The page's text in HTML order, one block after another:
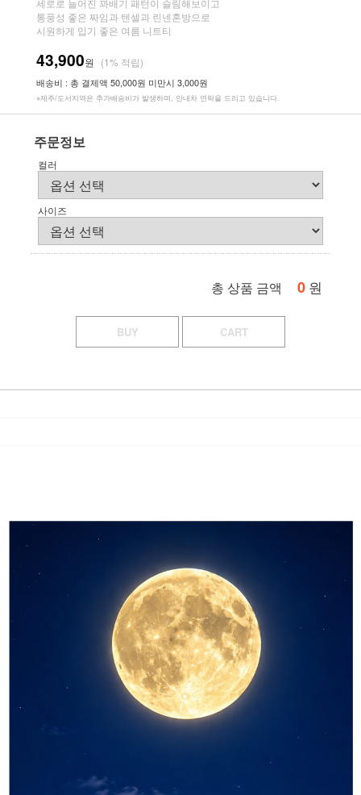
세로로 늘어진 꽈배기 패턴이 슬림해보이고
통풍성 좋은 짜임과 텐셀과 린넨혼방으로
시원하게 입기 좋은 여름 니트티
43,900원 (1% 적립)
배송비 : 총 결제액 50,000원 미만시 3,000원
※제주/도서지역은 추가배송비가 발생하며, 안내차 연락을 드리고 있습니다.
주문정보
컬러
사이즈
총 상품 금액 0 원
BUY CART